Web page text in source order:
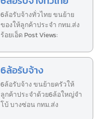
6ล้อรับจ้างทั่วไทย ขนย้าย
ของให้ลูกค้าประจำ กทม.ส่ง
ร้อยเอ็ด Post Views:
6ล้อรับจ้าง
6ล้อรับจ้าง ขนย้ายครัวให้
ลูกค้าประจำด้วย6ล้อใหญ่จำ
โบ้ บางซ่อน กทม.ส่ง